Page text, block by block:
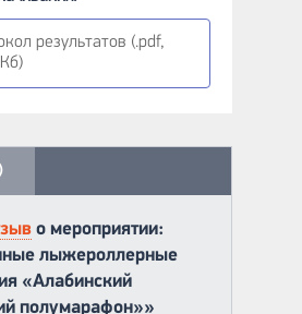
результатов (.pdf,
о мероприятии:
лыжероллерные
«Алабинский
полумарафон»»